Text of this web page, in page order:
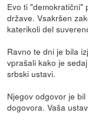
Evo ti "demokratični"
države. Vsakršen
katerikoli del
Ravno te dni je bila
vprašali kako je
srbski ustavi.
Njegov odgovor je
dogovora. Vaša